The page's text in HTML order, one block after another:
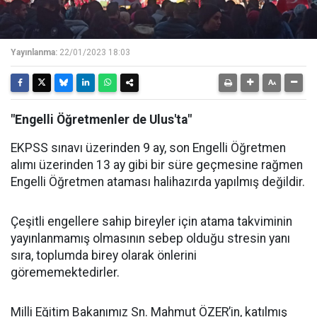
Yayınlanma: 22/01/2023 18:03
"Engelli Öğretmenler de Ulus'ta"
EKPSS sınavı üzerinden 9 ay, son Engelli Öğretmen
alımı üzerinden 13 ay gibi bir süre geçmesine rağmen
Engelli Öğretmen ataması halihazırda yapılmış değildir.
Çeşitli engellere sahip bireyler için atama takviminin
yayınlanmamış olmasının sebep olduğu stresin yanı
sıra, toplumda birey olarak önlerini
görememektedirler.
Milli Eğitim Bakanımız Sn. Mahmut ÖZER’in, katılmış